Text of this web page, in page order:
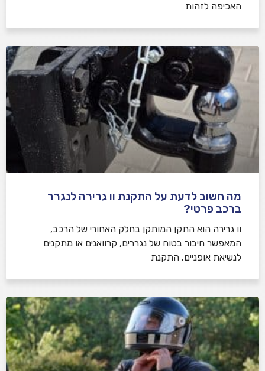
האכיפה לזהות
מה חשוב לדעת על התקנת וו גרירה לנגרר
ברכב פרטי?
וו גרירה הוא התקן המותקן בחלק האחורי של הרכב,
המאפשר חיבור בטוח של נגררים, קרוואנים או מתקנים
לנשיאת אופניים. התקנת